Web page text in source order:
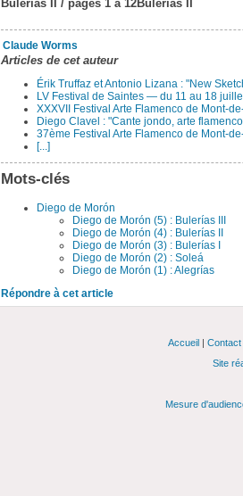
Bulerías II / pages 1 à 12Bulerías II
Claude Worms
Articles de cet auteur
Érik Truffaz et Antonio Lizana : "New
LV Festival de Saintes — du 11 au 18
XXXVII Festival Arte Flamenco de Mont-
Diego Clavel : "Cante jondo, arte
37ème Festival Arte Flamenco de Mont-
[...]
Mots-clés
Diego de Morón
Diego de Morón (5) : Bulerías III
Diego de Morón (4) : Bulerías II
Diego de Morón (3) : Bulerías I
Diego de Morón (2) : Soleá
Diego de Morón (1) : Alegrías
Répondre à cet article
Accueil| Contact
Site
Mesure